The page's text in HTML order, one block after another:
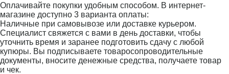
Оплачивайте покупки удобным способом. В интернет-
магазине доступно 3 варианта оплаты:
Наличные при самовывозе или доставке курьером.
Специалист свяжется с вами в день доставки, чтобы
уточнить время и заранее подготовить сдачу с любой
купюры. Вы подписываете товаросопроводительные
документы, вносите денежные средства, получаете товар
и чек.